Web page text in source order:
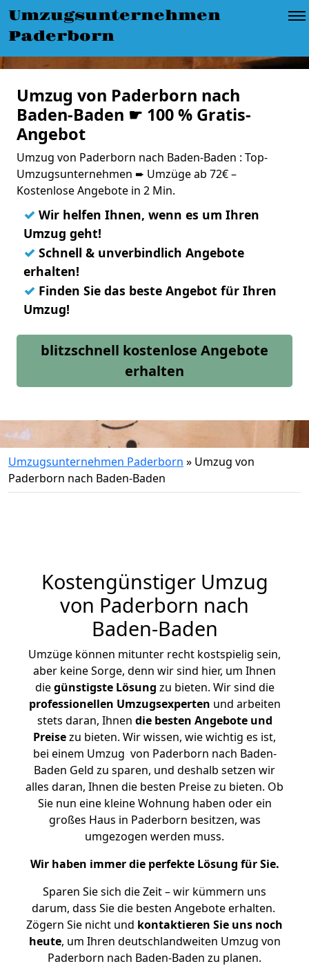
Umzugsunternehmen
Paderborn
Umzug von Paderborn nach
Baden-Baden ☛ 100 % Gratis-
Angebot
Umzug von Paderborn nach Baden-Baden : Top-
Umzugsunternehmen ➨ Umzüge ab 72€ –
Kostenlose Angebote in 2 Min.
✓ Wir helfen Ihnen, wenn es um Ihren
Umzug geht!
✓ Schnell & unverbindlich Angebote
erhalten!
✓ Finden Sie das beste Angebot für Ihren
Umzug!
blitzschnell kostenlose Angebote
erhalten
Umzugsunternehmen Paderborn » Umzug von
Paderborn nach Baden-Baden
Kostengünstiger Umzug
von Paderborn nach
Baden-Baden
Umzüge können mitunter recht kostspielig sein,
aber keine Sorge, denn wir sind hier, um Ihnen
diegünstigste Lösung zu bieten. Wir sind die
professionellen Umzugsexperten und arbeiten
stets daran, Ihnen die besten Angebote und
Preisezu bieten. Wir wissen, wie wichtig es ist,
bei einem Umzug von Paderborn nach Baden-
Baden Geld zu sparen, und deshalb setzen wir
alles daran, Ihnen die besten Preise zu bieten. Ob
Sie nun eine kleine Wohnung haben oder ein
großes Haus in Paderborn besitzen, was
umgezogen werden muss.
Wir haben immer die perfekte Lösung für Sie.
Sparen Sie sich die Zeit – wir kümmern uns
darum, dass Sie die besten Angebote erhalten.
Zögern Sie nicht und kontaktieren Sie uns noch
heute, um Ihren deutschlandweiten Umzug von
Paderborn nach Baden-Baden zu planen.